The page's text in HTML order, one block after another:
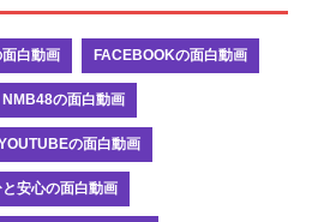
白動画 FACEBOOKの面白動画
NMB48の面白動画
の面白動画
安心の面白動画